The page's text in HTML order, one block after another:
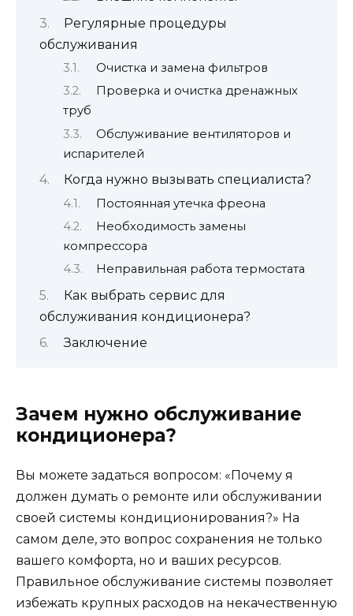
Регулярные процедуры
обслуживания
Очистка и замена фильтров
Проверка и очистка дренажных
труб
Обслуживание вентиляторов и
испарителей
Когда нужно вызывать специалиста?
Постоянная утечка фреона
Необходимость замены
компрессора
Неправильная работа термостата
Как выбрать сервис для
обслуживания кондиционера?
Заключение
Зачем нужно обслуживание
кондиционера?
Вы можете задаться вопросом: «Почему я
должен думать о ремонте или обслуживании
своей системы кондиционирования?» На
самом деле, это вопрос сохранения не только
вашего комфорта, но и ваших ресурсов.
Правильное обслуживание системы позволяет
избежать крупных расходов на некачественную